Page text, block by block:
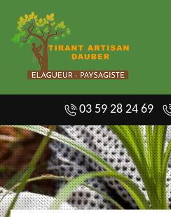
03 59 28 24 69